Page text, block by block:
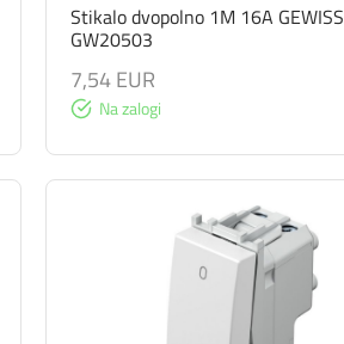
Stikalo dvopolno 1M 16A GEWISS
GW20503
Na zalogi
7,54 EUR